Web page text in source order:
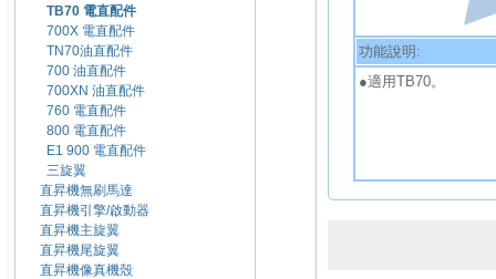
TB70 電直配件
700X 電直配件
TN70油直配件
700 油直配件
700XN 油直配件
760 電直配件
800 電直配件
E1 900 電直配件
三旋翼
直昇機無刷馬達
直昇機引擎/啟動器
直昇機主旋翼
直昇機尾旋翼
直昇機像真機殼
功能說明:
●適用TB70。